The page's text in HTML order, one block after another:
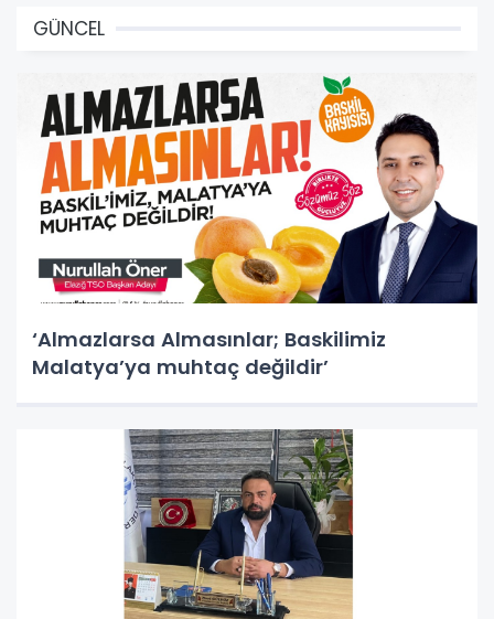
GÜNCEL
‘Almazlarsa Almasınlar; Baskilimiz
Malatya’ya muhtaç değildir’